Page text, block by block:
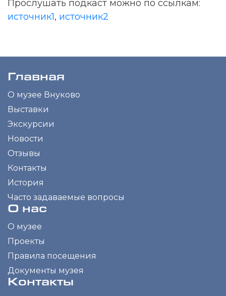
Прослушать подкаст можно по ссылкам:
источник1, источник2
Главная
О музее Внуково
Выставки
Экскурсии
Новости
Отзывы
Контакты
История
Часто задаваемые вопросы
О нас
О музее
Проекты
Правила посещения
Документы музея
Контакты